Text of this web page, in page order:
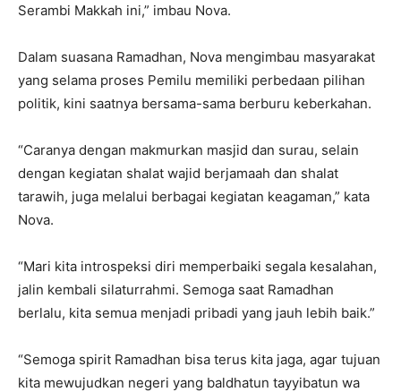
Serambi Makkah ini,” imbau Nova.
Dalam suasana Ramadhan, Nova mengimbau masyarakat
yang selama proses Pemilu memiliki perbedaan pilihan
politik, kini saatnya bersama-sama berburu keberkahan.
“Caranya dengan makmurkan masjid dan surau, selain
dengan kegiatan shalat wajid berjamaah dan shalat
tarawih, juga melalui berbagai kegiatan keagaman,” kata
Nova.
“Mari kita introspeksi diri memperbaiki segala kesalahan,
jalin kembali silaturrahmi. Semoga saat Ramadhan
berlalu, kita semua menjadi pribadi yang jauh lebih baik.”
“Semoga spirit Ramadhan bisa terus kita jaga, agar tujuan
kita mewujudkan negeri yang baldhatun tayyibatun wa